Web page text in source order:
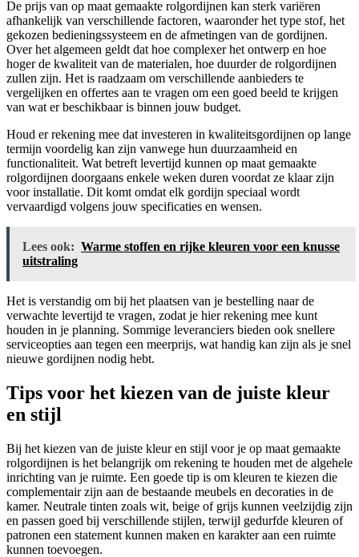
De prijs van op maat gemaakte rolgordijnen kan sterk variëren
afhankelijk van verschillende factoren, waaronder het type stof, het
gekozen bedieningssysteem en de afmetingen van de gordijnen.
Over het algemeen geldt dat hoe complexer het ontwerp en hoe
hoger de kwaliteit van de materialen, hoe duurder de rolgordijnen
zullen zijn. Het is raadzaam om verschillende aanbieders te
vergelijken en offertes aan te vragen om een goed beeld te krijgen
van wat er beschikbaar is binnen jouw budget.
Houd er rekening mee dat investeren in kwaliteitsgordijnen op lange
termijn voordelig kan zijn vanwege hun duurzaamheid en
functionaliteit. Wat betreft levertijd kunnen op maat gemaakte
rolgordijnen doorgaans enkele weken duren voordat ze klaar zijn
voor installatie. Dit komt omdat elk gordijn speciaal wordt
vervaardigd volgens jouw specificaties en wensen.
Lees ook: Warme stoffen en rijke kleuren voor een knusse
uitstraling
Het is verstandig om bij het plaatsen van je bestelling naar de
verwachte levertijd te vragen, zodat je hier rekening mee kunt
houden in je planning. Sommige leveranciers bieden ook snellere
serviceopties aan tegen een meerprijs, wat handig kan zijn als je snel
nieuwe gordijnen nodig hebt.
Tips voor het kiezen van de juiste kleur
en stijl
Bij het kiezen van de juiste kleur en stijl voor je op maat gemaakte
rolgordijnen is het belangrijk om rekening te houden met de algehele
inrichting van je ruimte. Een goede tip is om kleuren te kiezen die
complementair zijn aan de bestaande meubels en decoraties in de
kamer. Neutrale tinten zoals wit, beige of grijs kunnen veelzijdig zijn
en passen goed bij verschillende stijlen, terwijl gedurfde kleuren of
patronen een statement kunnen maken en karakter aan een ruimte
kunnen toevoegen.